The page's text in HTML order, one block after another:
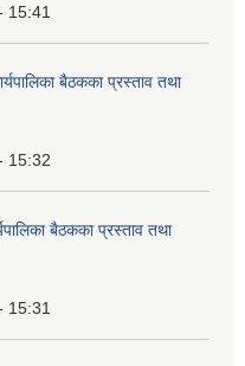
15:41
बैठकका प्रस्ताव तथा
15:32
बैठकका प्रस्ताव तथा
15:31